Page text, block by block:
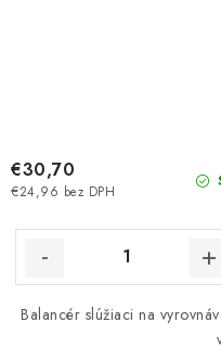
€24,96 bez DPH
€30,70
Balancér slúžiaci na